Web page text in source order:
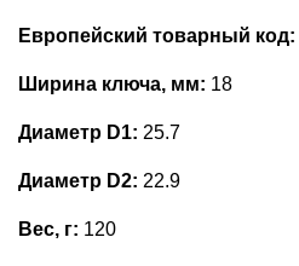
Европейский товарный код:
Ширина ключа, мм: 18
Диаметр D1: 25.7
Диаметр D2: 22.9
Вес, г: 120